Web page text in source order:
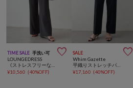
TIME SALE 手洗い可 
LOUNGEDRESS
¥10,560 (40%OFF)
SALE 
Whim Gazette
¥17,160 (40%OFF)